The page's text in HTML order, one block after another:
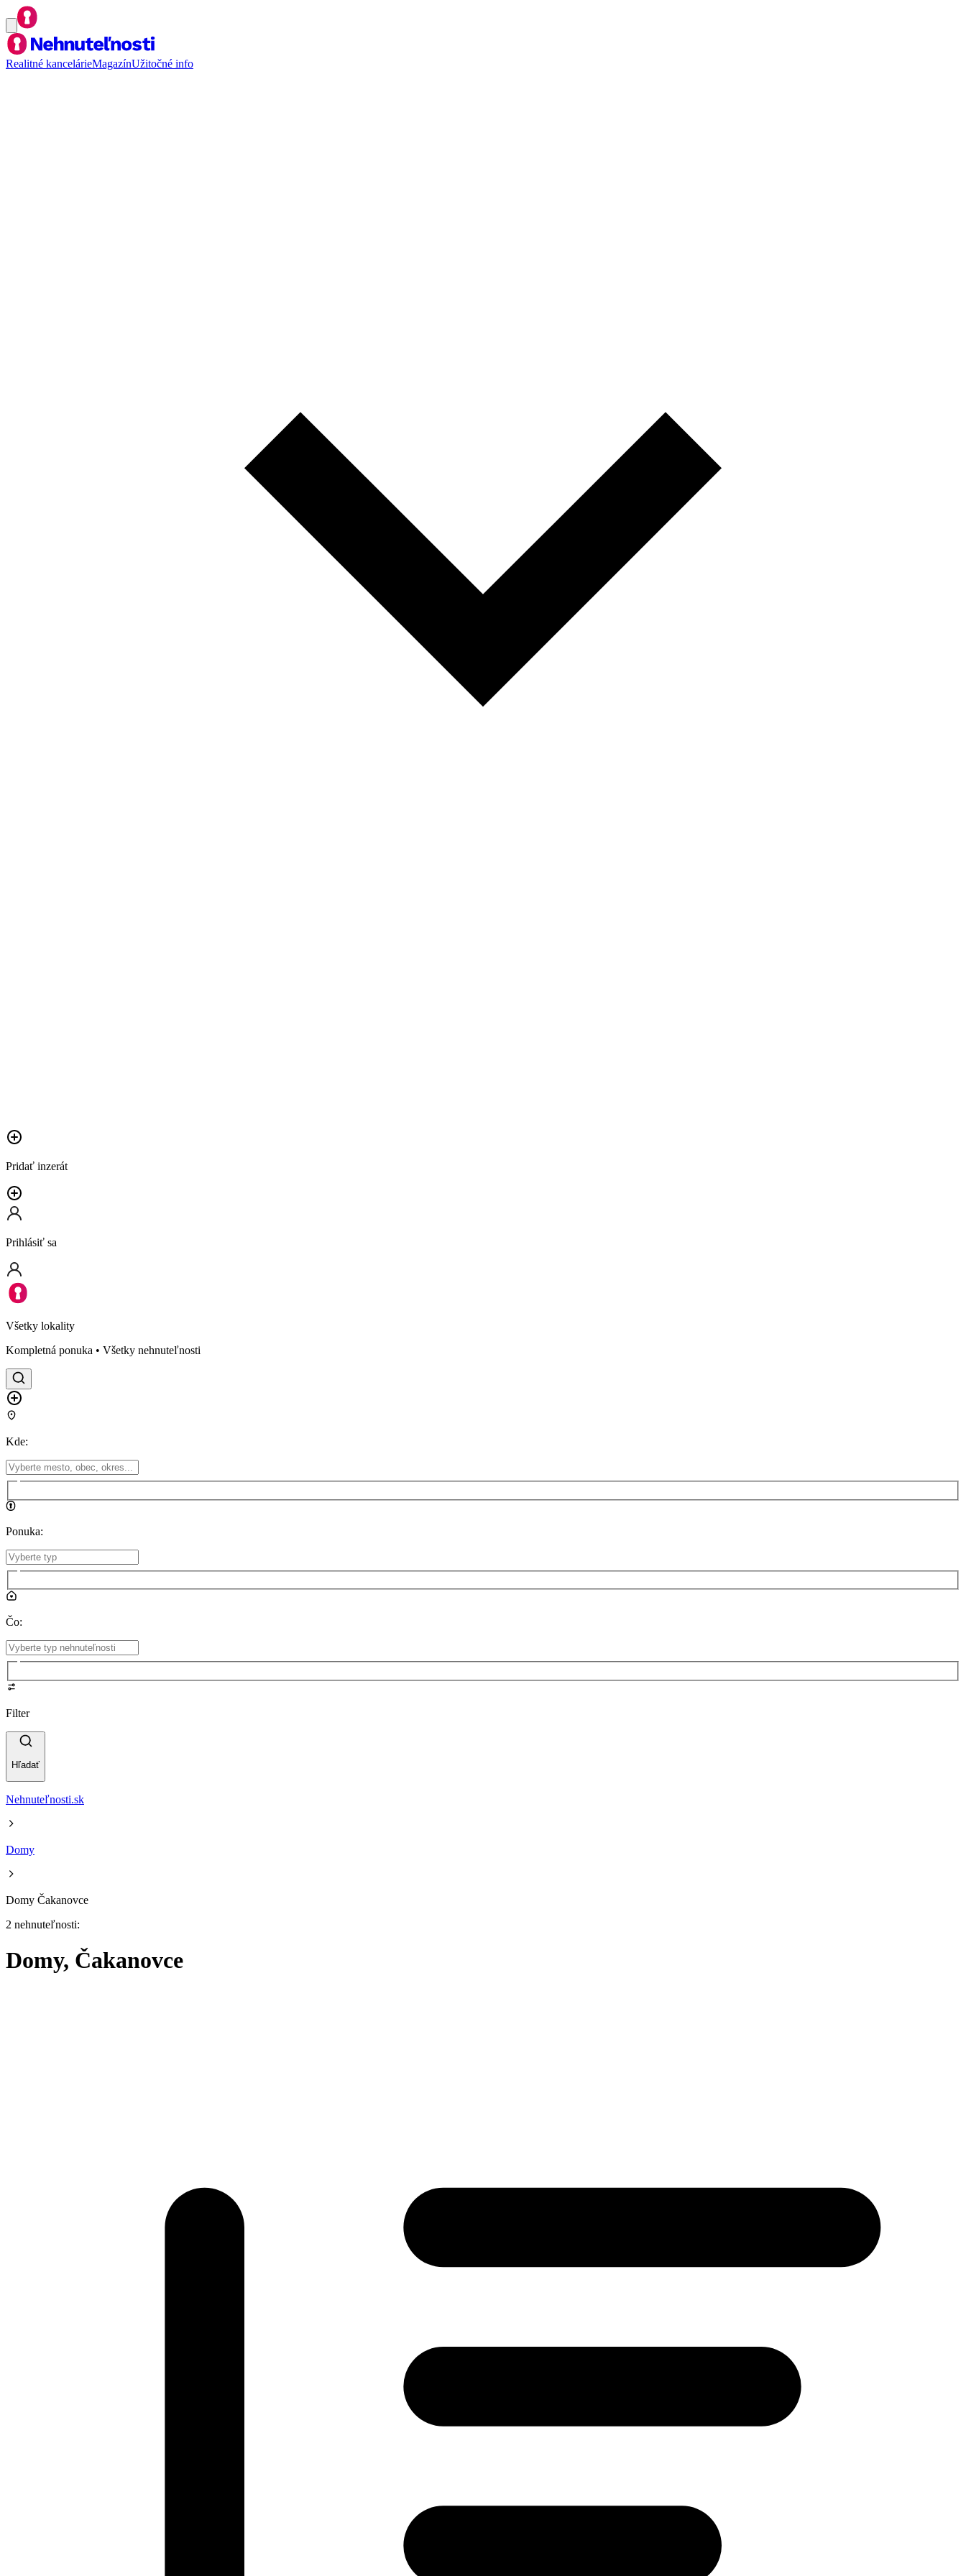
Realitné kancelárieMagazínUžitočné info
Pridať inzerát
Prihlásiť sa
Všetky lokality
Kompletná ponuka • Všetky nehnuteľnosti
Kde:
Ponuka:
Čo:
Filter
Hľadať
Nehnuteľnosti.sk
Domy
Domy Čakanovce
2 nehnuteľnosti:
Domy, Čakanovce